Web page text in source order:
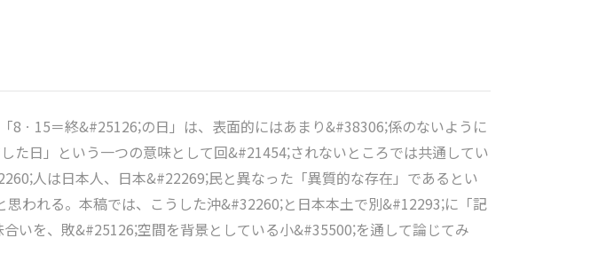
ㆍ15＝終&#25126;の日」は、表面的にはあまり&#38306;係のないように
日」という一つの意味として回&#21454;されないところでは共通してい
人は日本人、日本&#22269;民と異なった「異質的な存在」であるとい
われる。本稿では、こうした沖&#32260;と日本本土で別&#12293;に「記
いを、敗&#25126;空間を背景としている小&#35500;を通して論じてみ